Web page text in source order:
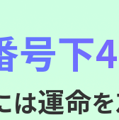
号下
は運命を